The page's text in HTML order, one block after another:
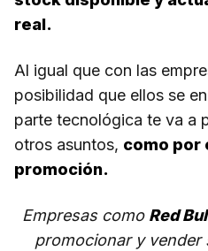
real.
Al igual que con las
posibilidad que ellos se
parte tecnológica te va a
otros asuntos, como por
promoción.
Empresas como Red
promocionar y vender